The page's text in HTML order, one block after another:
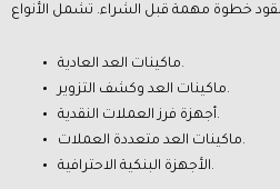
ماكينات العد العادية.
ماكينات العد وكشف التزوير.
أجهزة فرز العملات النقدية.
ماكينات العد متعددة العملات.
الأجهزة البنكية الاحترافية.